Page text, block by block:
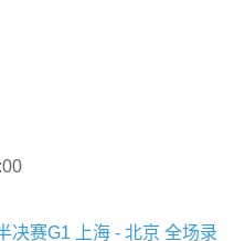
决赛G1 上海 - 北京 全场录